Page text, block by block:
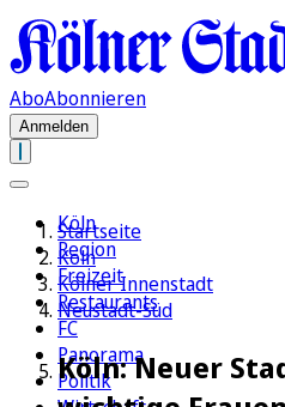
AboAbonnieren
Anmelden
Köln
Region
Freizeit
Restaurants
FC
Panorama
Politik
Startseite
Köln
Kölner Innenstadt
Neustadt-Süd
Köln: Neuer